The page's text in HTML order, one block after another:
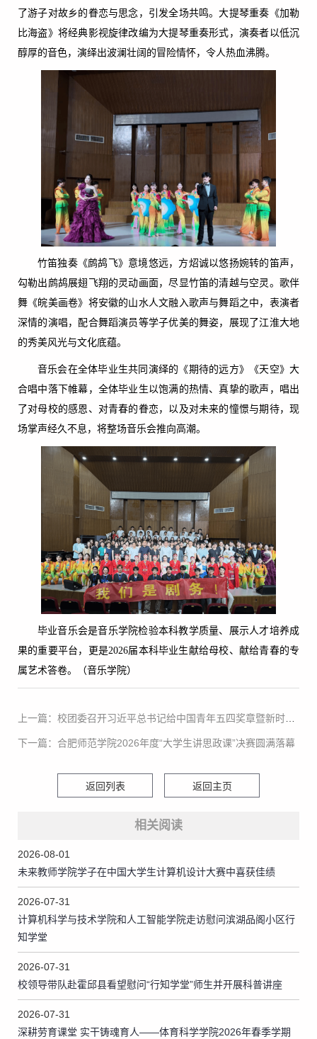
了游子对故乡的眷恋与思念，引发全场共鸣。大提琴重奏《加勒
比海盗》将经典影视旋律改编为大提琴重奏形式，演奏者以低沉
醇厚的音色，演绎出波澜壮阔的冒险情怀，令人热血沸腾。
竹笛独奏《鹧鸪飞》意境悠远，方炤诚以悠扬婉转的笛声，
勾勒出鹧鸪展翅飞翔的灵动画面，尽显竹笛的清越与空灵。歌伴
舞《皖美画卷》将安徽的山水人文融入歌声与舞蹈之中，表演者
深情的演唱，配合舞蹈演员等学子优美的舞姿，展现了江淮大地
的秀美风光与文化底蕴。
音乐会在全体毕业生共同演绎的《期待的远方》《天空》大
合唱中落下帷幕，全体毕业生以饱满的热情、真挚的歌声，唱出
了对母校的感恩、对青春的眷恋，以及对未来的憧憬与期待，现
场掌声经久不息，将整场音乐会推向高潮。
毕业音乐会是音乐学院检验本科教学质量、展示人才培养成
果的重要平台，更是2026届本科毕业生献给母校、献给青春的专
属艺术答卷。（音乐学院）
下一篇：合肥师范学院2026年度“大学生讲思政课”决赛圆满落幕
返回列表 返回主页
相关阅读
2026-08-01
未来教师学院学子在中国大学生计算机设计大赛中喜获佳绩
2026-07-31
计算机科学与技术学院和人工智能学院走访慰问滨湖品阁小区行
知学堂
2026-07-31
校领导带队赴霍邱县看望慰问“行知学堂”师生并开展科普讲座
2026-07-31
深耕劳育课堂 实干铸魂育人——体育科学学院2026年春季学期